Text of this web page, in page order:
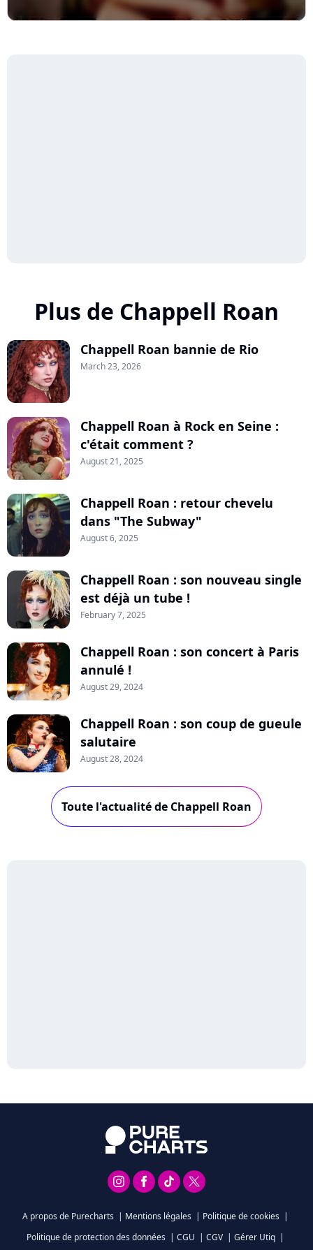
Plus de Chappell Roan
Chappell Roan bannie de Rio
March 23, 2026
Chappell Roan à Rock en Seine :
c'était comment ?
August 21, 2025
Chappell Roan : retour chevelu
dans "The Subway"
August 6, 2025
Chappell Roan : son nouveau single
est déjà un tube !
February 7, 2025
Chappell Roan : son concert à Paris
annulé !
August 29, 2024
Chappell Roan : son coup de gueule
salutaire
August 28, 2024
Toute l'actualité de Chappell Roan
A propos de Purecharts | Mentions légales | Politique de cookies |
Politique de protection des données | CGU | CGV | Gérer Utiq |